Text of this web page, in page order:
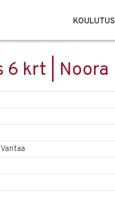
KOULUTUS
krt | Noora